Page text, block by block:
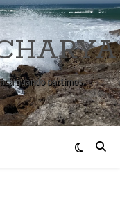
quando partimos.